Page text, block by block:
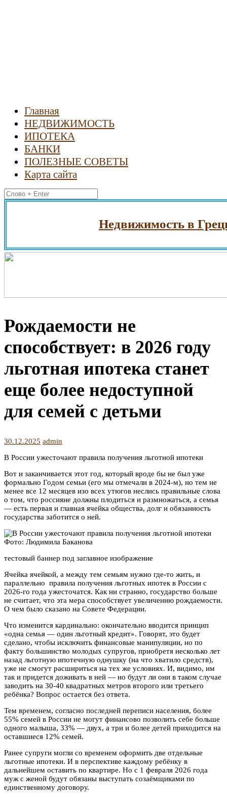
Главная
НЕДВИЖИМОСТЬ
ИПОТЕКА
БАНКИ
ПОЛЕЗНЫЕ СОВЕТЫ
Карта сайта
Найти:
Недвижимость в Греции.
Рождаемости не
способствует: в 2026 году
льготная ипотека станет
еще более недоступной
для семей с детьми
30.12.2025 admin
В России ужесточают правила получения льготной ипотеки
Вот и заканчивается этот год, который вроде бы не был уже
формально Годом семьи (его мы отмечали в 2024-м), но тем не
менее все 12 месяцев изо всех утюгов неслись правильные слова
о том, что россияне должны плодиться и размножаться, а семья
— есть первая и главная ячейка общества, долг и обязанность
государства заботится о ней.
Фото: Людимила Баканова
тестовый баннер под заглавное изображение
Ячейка ячейкой, а между тем семьям нужно где-то жить, и
параллельно правила получения льготных ипотек в России с
2026-го года ужесточатся. Как ни странно, государство больше
не считает, что эта мера способствует увеличению рождаемости.
О чем было сказано на Совете Федерации.
Что изменится кардинально: окончательно вводится принцип
«одна семья — один льготный кредит». Говорят, это будет
сделано, чтобы исключить финансовые манипуляции, но по
факту большинство молодых супругов, приобретя несколько лет
назад льготную ипотечную однушку (на что хватило средств),
уже не смогут расшириться на тех же условиях. И, видимо, им
так и придется доживать в ней — но будут ли они в таком случае
заводить на 30-40 квадратных метров второго или третьего
ребёнка? Вопрос остается без ответа.
Тем временем, согласно последней переписи населения, более
55% семей в России не могут финансово позволить себе больше
одного малыша, 33% — двух, а три и более детей приходится на
оставшиеся 12% семей.
Ранее супруги могли со временем оформить две отдельные
льготные ипотеки. И в перспективе каждому ребёнку в
дальнейшем оставить по квартире. Но с 1 февраля 2026 года
муж с женой будут обязаны выступать созаёмщиками по
единственному договору.